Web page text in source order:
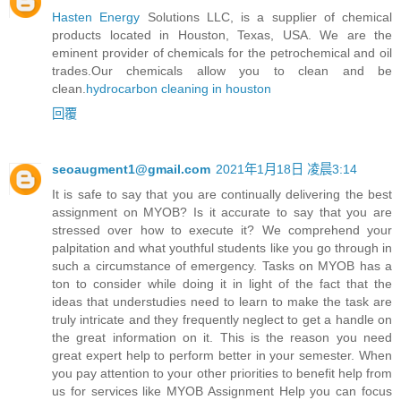
Hasten Energy Solutions LLC, is a supplier of chemical
products located in Houston, Texas, USA. We are the
eminent provider of chemicals for the petrochemical and oil
trades.Our chemicals allow you to clean and be
clean. hydrocarbon cleaning in houston
回覆
seoaugment1@gmail.com 2021年1月18日 凌晨3:14
It is safe to say that you are continually delivering the best
assignment on MYOB? Is it accurate to say that you are
stressed over how to execute it? We comprehend your
palpitation and what youthful students like you go through in
such a circumstance of emergency. Tasks on MYOB has a
ton to consider while doing it in light of the fact that the
ideas that understudies need to learn to make the task are
truly intricate and they frequently neglect to get a handle on
the great information on it. This is the reason you need
great expert help to perform better in your semester. When
you pay attention to your other priorities to benefit help from
us for services like MYOB Assignment Help you can focus